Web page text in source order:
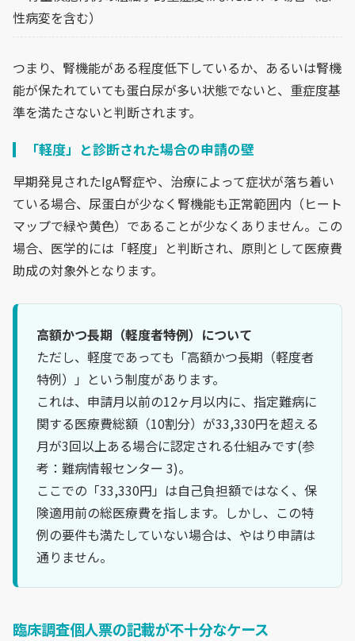
性病変を含む）
つまり、腎機能がある程度低下しているか、あるいは腎機
能が保たれていても蛋白尿が多い状態でないと、重症度基
準を満たさないと判断されます。
「軽度」と診断された場合の申請の壁
早期発見されたIgA腎症や、治療によって症状が落ち着い
ている場合、尿蛋白が少なく腎機能も正常範囲内（ヒート
マップで緑や黄色）であることが少なくありません。この
場合、医学的には「軽度」と判断され、原則として医療費
助成の対象外となります。
高額かつ長期（軽度者特例）について
ただし、軽度であっても「高額かつ長期（軽度者
特例）」という制度があります。
これは、申請月以前の12ヶ月以内に、指定難病に
関する医療費総額（10割分）が33,330円を超える
月が3回以上ある場合に認定される仕組みです(参
考：難病情報センター 3)。
ここでの「33,330円」は自己負担額ではなく、保
険適用前の総医療費を指します。しかし、この特
例の要件も満たしていない場合は、やはり申請は
通りません。
臨床調査個人票の記載が不十分なケース